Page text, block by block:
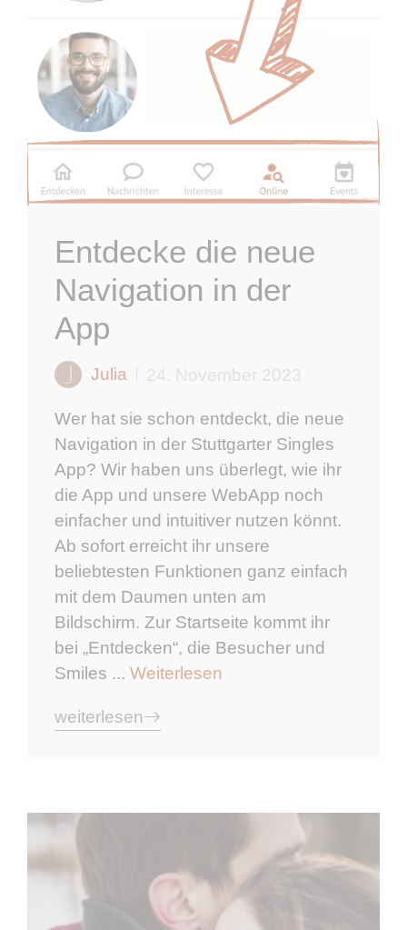
Entdecke die neue
Navigation in der
App
Julia 24. November 2023
Wer hat sie schon entdeckt, die neue
Navigation in der Stuttgarter Singles
App? Wir haben uns überlegt, wie ihr
die App und unsere WebApp noch
einfacher und intuitiver nutzen könnt.
Ab sofort erreicht ihr unsere
beliebtesten Funktionen ganz einfach
mit dem Daumen unten am
Bildschirm. Zur Startseite kommt ihr
bei „Entdecken“, die Besucher und
Smiles ... Weiterlesen
weiterlesen